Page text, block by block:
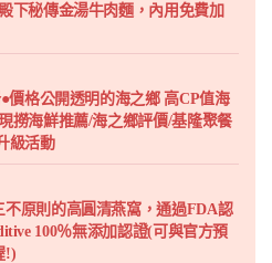
下秘傳金湯牛肉麵，內用免費加
價格公開透明的海之鄉 高CP值海
撈海鮮推薦/海之鄉評價/基隆聚餐
級活動
不原則的高圓清燕窩，通過FDA認
100％無添加認證(可與官方預
!)